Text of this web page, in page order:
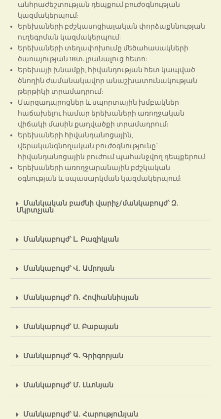
անհրաժեշտության դեպքում բուժօգնության
կազմակերպում:
Երեխաների բժշկասոցիալական փորձաքննության
ուղեգրման կազմակերպում:
Երեխաների տեղափոխումը մեծահասակների
ծառայության 18տ. լրանալուց հետո:
Երեխայի խնամքի, հիվանդության հետ կապված
ծնողին ժամանակավոր անաշխատունակության
թերթիկի տրամադրում:
Մարզադպրոցներ և սպորտային խմբակներ
հաճախելու համար երեխաների առողջական
վիճակի մասին քաղվածքի տրամադրում:
Երեխաների հիվանդանոցային,
վերականգնողական բուժօգնությունը`
հիվանդանոցային բուժում պահանջվող դեպքերում:
Երեխաների առողջարանային բժշկական
օգնության և սպասարկման կազմակերպում:
Մանկական բաժնի վարիչ/մանկաբույժ՝ Զ.
Մկրտչյան
Մանկաբույժ՝ Լ. Բազիկյան
Մանկաբույժ՝ Վ. Ամրոյան
Մանկաբույժ՝ Ռ. Հովհաննիսյան
Մանկաբույժ՝ Ս. Բաբայան
Մանկաբույժ՝ Գ. Գրիգորյան
Մանկաբույժ՝ Մ. Լևոնյան
Մանկաբույժ՝ Ա. Հարությունյան